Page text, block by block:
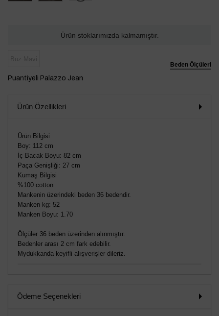
Ürün stoklarımızda kalmamıştır.
Beden Ölçüleri
Puantiyeli Palazzo Jean
Ürün Özellikleri
Ürün Bilgisi
Boy: 112 cm
İç Bacak Boyu: 82 cm
Paça Genişliği: 27 cm
Kumaş Bilgisi
%100 cotton
Mankenin üzerindeki beden 36 bedendir.
Manken kg: 52
Manken Boyu: 1.70
Ölçüler 36 beden üzerinden alınmıştır.
Bedenler arası 2 cm fark edebilir.
Mydukkanda keyifli alışverişler dileriz.
Ödeme Seçenekleri